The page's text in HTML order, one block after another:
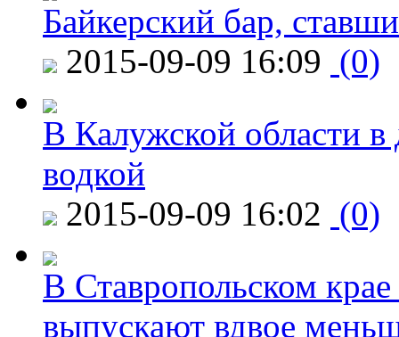
Байкерский бар,
2015-09-09 16:09 (0)
В Калужской области в
водкой
2015-09-09 16:02 (0)
В Ставропольском
выпускают вдвое